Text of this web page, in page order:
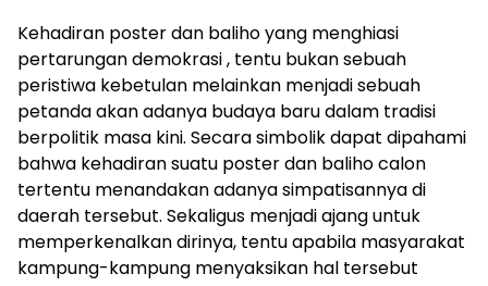
Kehadiran poster dan baliho yang menghiasi
pertarungan demokrasi , tentu bukan sebuah
peristiwa kebetulan melainkan menjadi sebuah
petanda akan adanya budaya baru dalam tradisi
berpolitik masa kini. Secara simbolik dapat dipahami
bahwa kehadiran suatu poster dan baliho calon
tertentu menandakan adanya simpatisannya di
daerah tersebut. Sekaligus menjadi ajang untuk
memperkenalkan dirinya, tentu apabila masyarakat
kampung-kampung menyaksikan hal tersebut